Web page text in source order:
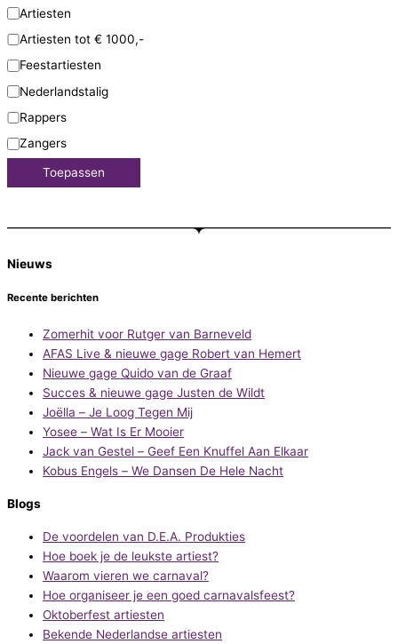
Artiesten
Artiesten tot € 1000,-
Feestartiesten
Nederlandstalig
Rappers
Zangers
Toepassen
Nieuws
Recente berichten
Zomerhit voor Rutger van Barneveld
AFAS Live & nieuwe gage Robert van Hemert
Nieuwe gage Quido van de Graaf
Succes & nieuwe gage Justen de Wildt
Joëlla – Je Loog Tegen Mij
Yosee – Wat Is Er Mooier
Jack van Gestel – Geef Een Knuffel Aan Elkaar
Kobus Engels – We Dansen De Hele Nacht
Blogs
De voordelen van D.E.A. Produkties
Hoe boek je de leukste artiest?
Waarom vieren we carnaval?
Hoe organiseer je een goed carnavalsfeest?
Oktoberfest artiesten
Bekende Nederlandse artiesten